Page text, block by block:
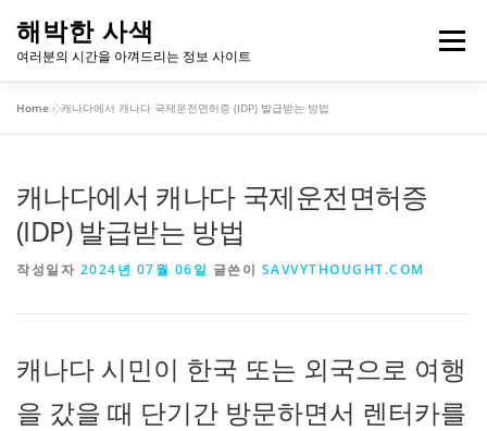
로
해박한 사색
여러분의 시간을 아껴드리는 정보 사이트
메뉴
Home »캐나다에서 캐나다 국제운전면허증 (IDP) 발급받는 방법
캐나다에서 캐나다 국제운전면허증
(IDP) 발급받는 방법
작성일자 2024년 07월 06일 글쓴이 SAVVYTHOUGHT.COM
캐나다 시민이 한국 또는 외국으로 여행
을 갔을 때 단기간 방문하면서 렌터카를